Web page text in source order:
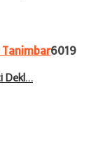
Tanimbar6019
Dekl…